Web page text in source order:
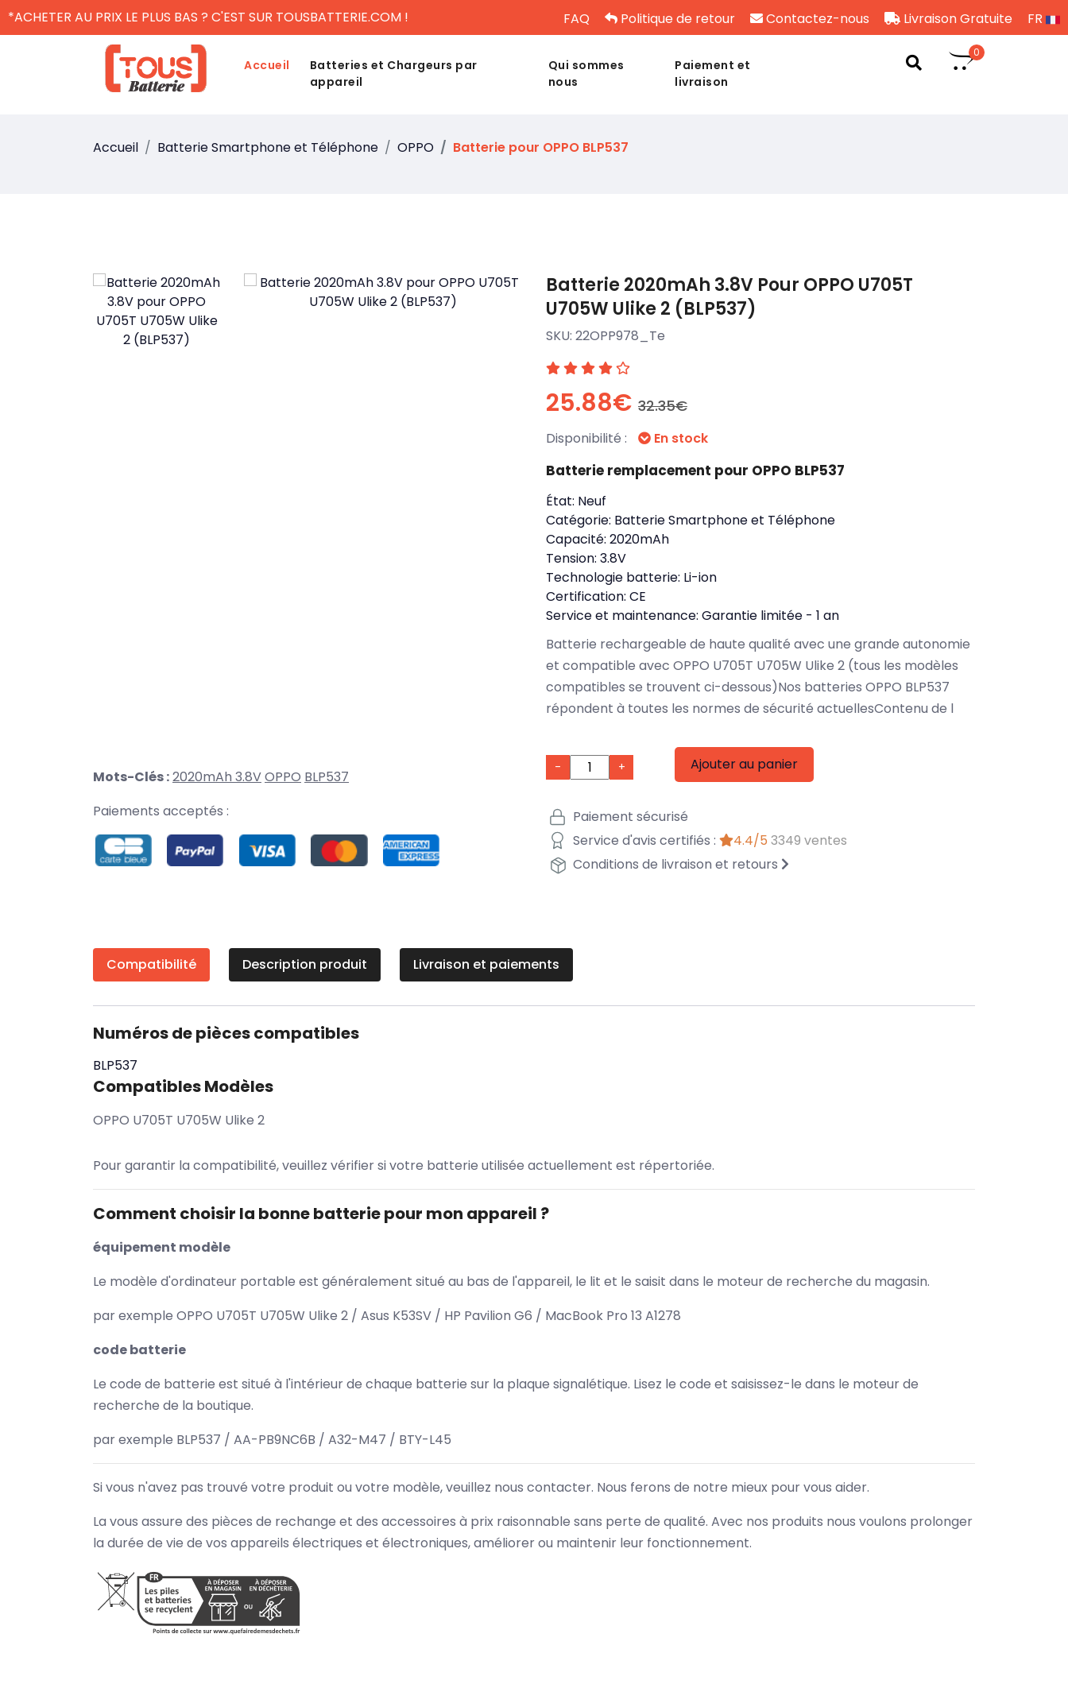
*ACHETER AU PRIX LE PLUS BAS ? C'EST SUR TOUSBATTERIE.COM ! FAQ Politique de retour Contactez-nous Livraison Gratuite FR
Accueil
Batteries et Chargeurs par
appareil
Qui sommes
nous
Paiement et
livraison
0
Accueil Batterie Smartphone et Téléphone OPPO Batterie pour OPPO BLP537
Mots-Clés :2020mAh 3.8VOPPO BLP537
Paiements acceptés :
Batterie 2020mAh 3.8V Pour OPPO U705T
U705W Ulike 2 (BLP537)
SKU: 22OPP978_Te
25.88€ 32.35€
Disponibilité : En stock
Batterie remplacement pour OPPO BLP537
État: Neuf
Catégorie: Batterie Smartphone et Téléphone
Capacité: 2020mAh
Tension: 3.8V
Technologie batterie: Li-ion
Certification: CE
Service et maintenance: Garantie limitée - 1 an
Batterie rechargeable de haute qualité avec une grande autonomie
et compatible avec OPPO U705T U705W Ulike 2 (tous les modèles
compatibles se trouvent ci-dessous)Nos batteries OPPO BLP537
répondent à toutes les normes de sécurité actuellesContenu de l
- + Ajouter au panier
Paiement sécurisé
Service d'avis certifiés :
4.4/5 3349 ventes
Conditions de livraison et retours
Compatibilité Description produit Livraison et paiements
Numéros de pièces compatibles
BLP537
Compatibles Modèles
OPPO U705T U705W Ulike 2
Pour garantir la compatibilité, veuillez vérifier si votre batterie utilisée actuellement est répertoriée.
Comment choisir la bonne batterie pour mon appareil ?
équipement modèle
Le modèle d'ordinateur portable est généralement situé au bas de l'appareil, le lit et le saisit dans le moteur de recherche du magasin.
par exemple OPPO U705T U705W Ulike 2 / Asus K53SV / HP Pavilion G6 / MacBook Pro 13 A1278
code batterie
Le code de batterie est situé à l'intérieur de chaque batterie sur la plaque signalétique. Lisez le code et saisissez-le dans le moteur de
recherche de la boutique.
par exemple BLP537 / AA-PB9NC6B / A32-M47 / BTY-L45
Si vous n'avez pas trouvé votre produit ou votre modèle, veuillez nous contacter. Nous ferons de notre mieux pour vous aider.
La vous assure des pièces de rechange et des accessoires à prix raisonnable sans perte de qualité. Avec nos produits nous voulons prolonger
la durée de vie de vos appareils électriques et électroniques, améliorer ou maintenir leur fonctionnement.